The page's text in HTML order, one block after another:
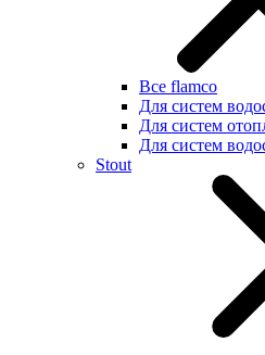
Все flamco
Для систем
Для систем
Для систем
Stout